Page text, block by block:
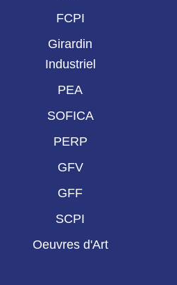
FCPI
Girardin
Industriel
PEA
SOFICA
PERP
GFV
GFF
SCPI
Oeuvres d'Art